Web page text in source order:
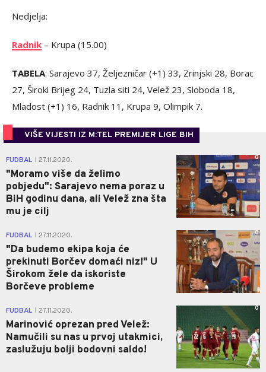
Nedjelja:
Radnik – Krupa (15.00)
TABELA: Sarajevo 37, Željezničar (+1) 33, Zrinjski 28, Borac
27, Široki Brijeg 24, Tuzla siti 24, Velež 23, Sloboda 18,
Mladost (+1) 16, Radnik 11, Krupa 9, Olimpik 7.
VIŠE VIJESTI IZ M:TEL PREMIJER LIGE BIH
FUDBAL 27.11.2020.
"Moramo više da želimo
pobjedu": Sarajevo nema poraz u
BiH godinu dana, ali Velež zna šta
mu je cilj
0
FUDBAL 27.11.2020.
"Da budemo ekipa koja će
prekinuti Borčev domaći niz!" U
Širokom žele da iskoriste
Borčeve probleme
0
FUDBAL 27.11.2020.
Marinović oprezan pred Velež:
Namučili su nas u prvoj utakmici,
zaslužuju bolji bodovni saldo!
0